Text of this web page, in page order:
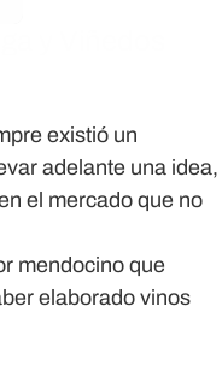
existió un
adelante una idea,
el mercado que no
mendocino que
elaborado vinos